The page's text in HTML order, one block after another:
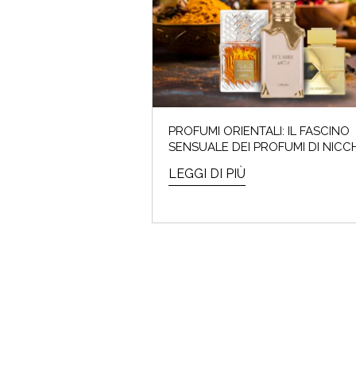
I saldi
PROFUMI ORIENTALI: IL FASCINO
SENSUALE DEI PROFUMI DI
LEGGI DI PIÙ